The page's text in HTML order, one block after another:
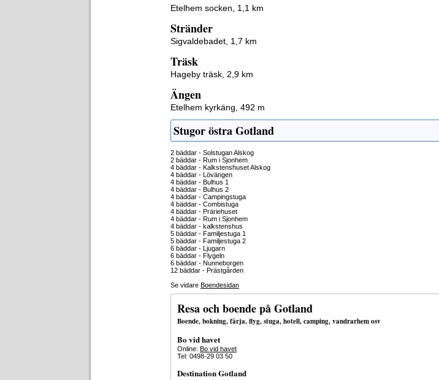
Etelhem socken, 1,1 km
Stränder
Sigvaldebadet, 1,7 km
Träsk
Hageby träsk, 2,9 km
Ängen
Etelhem kyrkäng, 492 m
Stugor östra Gotland
2 bäddar - Solstugan Alskog
2 bäddar - Rum i Sjonhem
4 bäddar - Kalkstenshuset Alskog
4 bäddar - Lövängen
4 bäddar - Bulhus 1
4 bäddar - Bulhus 2
4 bäddar - Campingstuga
4 bäddar - Combistuga
4 bäddar - Präriehuset
4 bäddar - Rum i Sjonhem
4 bäddar - kalkstenshus
5 bäddar - Familjestuga 1
5 bäddar - Familjestuga 2
6 bäddar - Ljugarn
6 bäddar - Flygeln
6 bäddar - Nunneborgen
12 bäddar - Prästgården
Se vidare Boendesidan
Resa och boende på Gotland
Boende, bokning, färja, flyg, stuga, hotell, camping, vandrarhem osv
Bo vid havet
Online: Bo vid havet
Tel: 0498-29 03 50
Destination Gotland